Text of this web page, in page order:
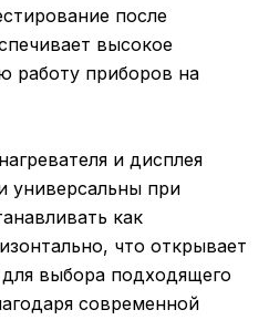
после
высокое
работу приборов на
и дисплея
универсальны при
как
что открывает
выбора подходящего
современной